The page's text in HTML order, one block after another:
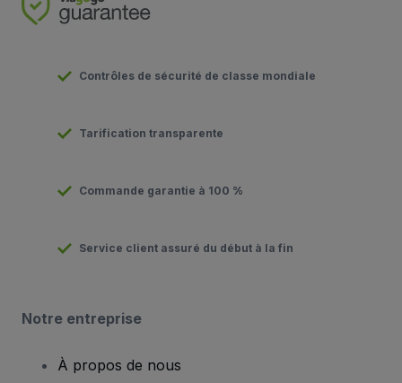
Contrôles de sécurité de classe mondiale
Tarification transparente
Commande garantie à 100 %
Service client assuré du début à la fin
Notre entreprise
À propos de nous